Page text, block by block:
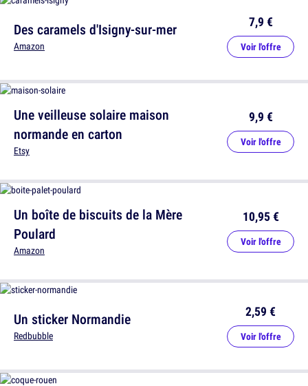
Des caramels d'Isigny-sur-mer
Amazon
7,9 €
Voir l'offre
Un boîte de biscuits de la Mère
Poulard
Amazon
10,95 €
Voir l'offre
Une veilleuse solaire maison
normande en carton
Etsy
9,9 €
Voir l'offre
Un sticker Normandie
Redbubble
2,59 €
Voir l'offre